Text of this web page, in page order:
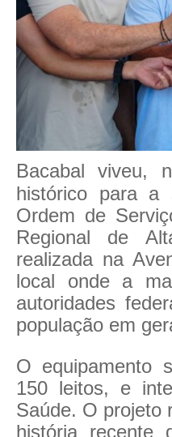
Bacabal viveu,
histórico para a
Ordem de
Regional de
realizada na
local onde a
autoridades
população em
O equipamento
150 leitos, e
Saúde. O projeto
história recente